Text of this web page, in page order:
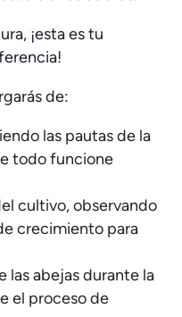
¡esta es tu
de:
las pautas de la
todo funcione
cultivo, observando
crecimiento para
las abejas durante la
el proceso de